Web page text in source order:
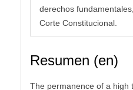
derechos
Corte Constitucional.
Resumen (en)
The permanence of a high